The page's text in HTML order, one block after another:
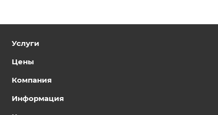
Услуги
Цены
Компания
Информация